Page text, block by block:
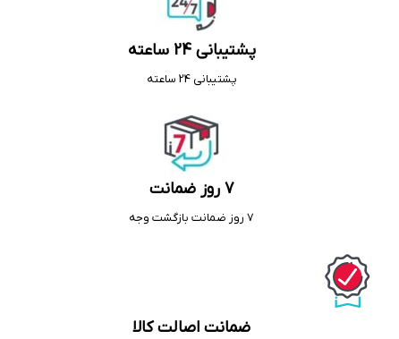
پشتیبانی 24 ساعته
پشتیبانی 24 ساعته
7 روز ضمانت
7 روز ضمانت بازگشت وجه
ضمانت اصالت کالا